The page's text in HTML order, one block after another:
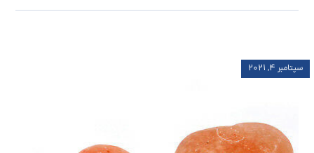
سپتامبر ۴, ۲۰۲۱